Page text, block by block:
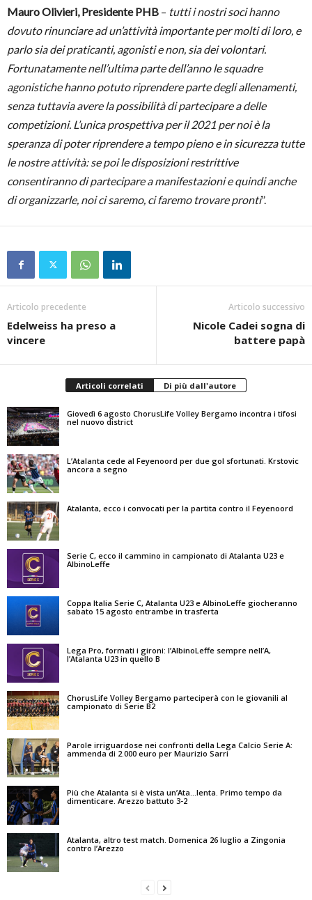
Mauro Olivieri, Presidente PHB – tutti i nostri soci hanno
dovuto rinunciare ad un’attività importante per molti di loro, e
parlo sia dei praticanti, agonisti e non, sia dei volontari.
Fortunatamente nell’ultima parte dell’anno le squadre
agonistiche hanno potuto riprendere parte degli allenamenti,
senza tuttavia avere la possibilità di partecipare a delle
competizioni. L’unica prospettiva per il 2021 per noi è la
speranza di poter riprendere a tempo pieno e in sicurezza tutte
le nostre attività: se poi le disposizioni restrittive
consentiranno di partecipare a manifestazioni e quindi anche
di organizzarle, noi ci saremo, ci faremo trovare pronti”.
Articolo precedente
Edelweiss ha preso a
vincere
Articolo successivo
Nicole Cadei sogna di
battere papà
Articoli correlati Di più dall'autore
Giovedì 6 agosto ChorusLife Volley Bergamo incontra i tifosi
nel nuovo district
L’Atalanta cede al Feyenoord per due gol sfortunati. Krstovic
ancora a segno
Atalanta, ecco i convocati per la partita contro il Feyenoord
Serie C, ecco il cammino in campionato di Atalanta U23 e
AlbinoLeffe
Coppa Italia Serie C, Atalanta U23 e AlbinoLeffe giocheranno
sabato 15 agosto entrambe in trasferta
Lega Pro, formati i gironi: l’AlbinoLeffe sempre nell’A,
l’Atalanta U23 in quello B
ChorusLife Volley Bergamo parteciperà con le giovanili al
campionato di Serie B2
Parole irriguardose nei confronti della Lega Calcio Serie A:
ammenda di 2.000 euro per Maurizio Sarri
Più che Atalanta si è vista un’Ata…lenta. Primo tempo da
dimenticare. Arezzo battuto 3-2
Atalanta, altro test match. Domenica 26 luglio a Zingonia
contro l’Arezzo